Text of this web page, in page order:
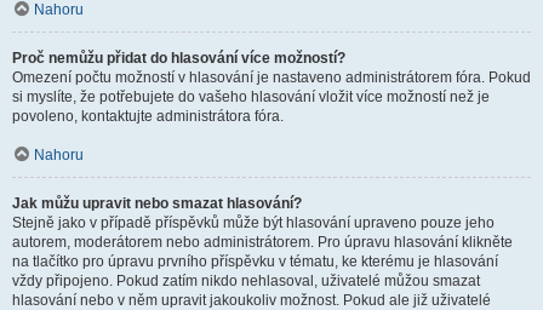
Nahoru
Proč nemůžu přidat do hlasování více možností?
Omezení počtu možností v hlasování je nastaveno administrátorem fóra. Pokud
si myslíte, že potřebujete do vašeho hlasování vložit více možností než je
povoleno, kontaktujte administrátora fóra.
Nahoru
Jak můžu upravit nebo smazat hlasování?
Stejně jako v případě příspěvků může být hlasování upraveno pouze jeho
autorem, moderátorem nebo administrátorem. Pro úpravu hlasování klikněte
na tlačítko pro úpravu prvního příspěvku v tématu, ke kterému je hlasování
vždy připojeno. Pokud zatím nikdo nehlasoval, uživatelé můžou smazat
hlasování nebo v něm upravit jakoukoliv možnost. Pokud ale již uživatelé